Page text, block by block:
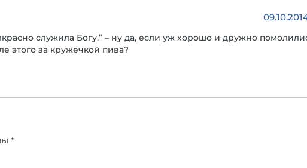
служила Богу.” – ну да, если уж хорошо и дружно
этого за кружечкой пива?
*